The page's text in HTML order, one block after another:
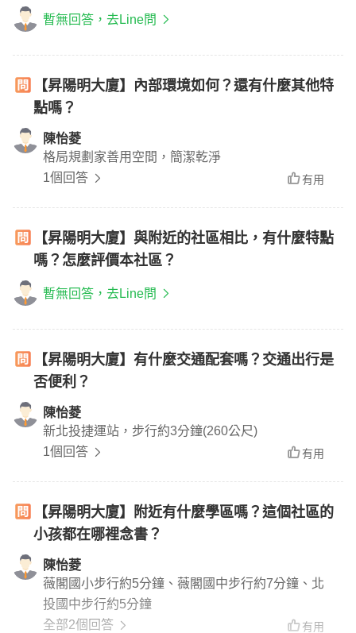
暫無回答，去Line問
【昇陽明大廈】內部環境如何？還有什麼其他特
點嗎？
陳怡菱
格局規劃家善用空間，簡潔乾淨
1個回答
有用
【昇陽明大廈】與附近的社區相比，有什麼特點
嗎？怎麼評價本社區？
暫無回答，去Line問
【昇陽明大廈】有什麼交通配套嗎？交通出行是
否便利？
陳怡菱
新北投捷運站，步行約3分鐘(260公尺)
1個回答
有用
【昇陽明大廈】附近有什麼學區嗎？這個社區的
小孩都在哪裡念書？
陳怡菱
薇閣國小步行約5分鐘、薇閣國中步行約7分鐘、北
投國中步行約5分鐘
全部2個回答
有用